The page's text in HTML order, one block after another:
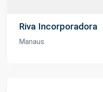
Riva Incorporadora
Manaus